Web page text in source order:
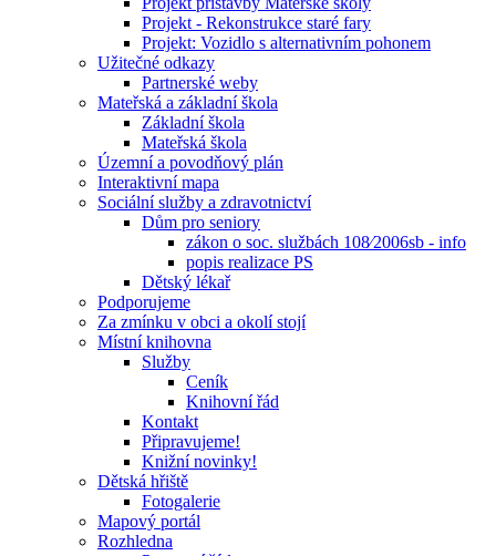
Projekt - Rekonstrukce staré fary
Projekt: Vozidlo s alternativním pohonem
Užitečné odkazy
Partnerské weby
Mateřská a základní škola
Základní škola
Mateřská škola
Územní a povodňový plán
Interaktivní mapa
Sociální služby a zdravotnictví
Dům pro seniory
zákon o soc. službách 108⁄2006sb - info
popis realizace PS
Dětský lékař
Podporujeme
Za zmínku v obci a okolí stojí
Místní knihovna
Služby
Ceník
Knihovní řád
Kontakt
Připravujeme!
Knižní novinky!
Dětská hřiště
Fotogalerie
Mapový portál
Rozhledna